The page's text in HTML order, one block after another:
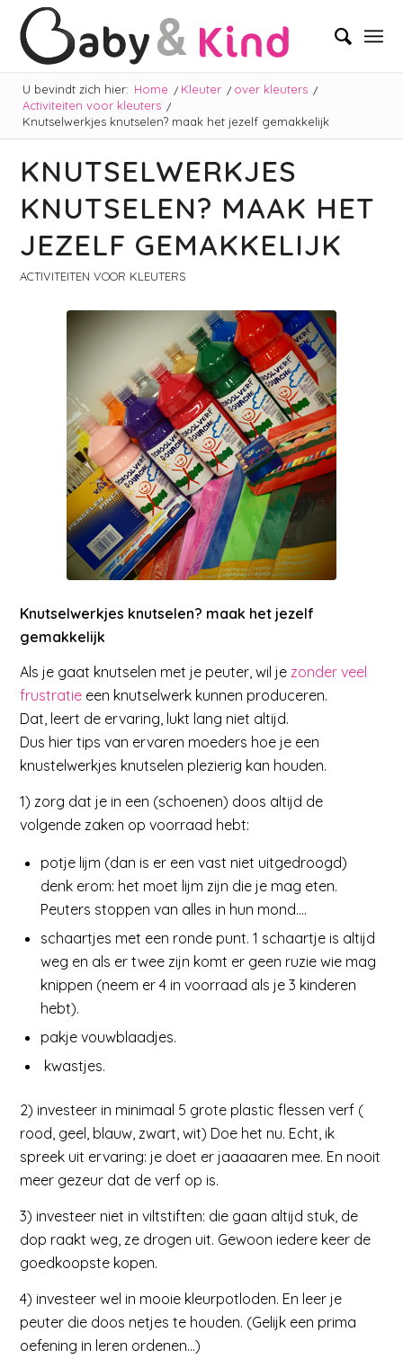
U bevindt zich hier: Home / Kleuter / over kleuters /
Activiteiten voor kleuters /
Knutselwerkjes knutselen? maak het jezelf gemakkelijk
KNUTSELWERKJES
KNUTSELEN? MAAK HET
JEZELF GEMAKKELIJK
ACTIVITEITEN VOOR KLEUTERS
Knutselwerkjes knutselen? maak het jezelf
gemakkelijk
Als je gaat knutselen met je peuter, wil jezonder veel
frustratie een knutselwerk kunnen produceren.
Dat, leert de ervaring, lukt lang niet altijd.
Dus hier tips van ervaren moeders hoe je een
knustelwerkjes knutselen plezierig kan houden.
1) zorg dat je in een (schoenen) doos altijd de
volgende zaken op voorraad hebt:
potje lijm (dan is er een vast niet uitgedroogd)
denk erom: het moet lijm zijn die je mag eten.
Peuters stoppen van alles in hun mond….
schaartjes met een ronde punt. 1 schaartje is altijd
weg en als er twee zijn komt er geen ruzie wie mag
knippen (neem er 4 in voorraad als je 3 kinderen
hebt).
pakje vouwblaadjes.
kwastjes.
2) investeer in minimaal 5 grote plastic flessen verf (
rood, geel, blauw, zwart, wit) Doe het nu. Echt, ik
spreek uit ervaring: je doet er jaaaaaren mee. En nooit
meer gezeur dat de verf op is.
3) investeer niet in viltstiften: die gaan altijd stuk, de
dop raakt weg, ze drogen uit. Gewoon iedere keer de
goedkoopste kopen.
4) investeer wel in mooie kleurpotloden. En leer je
peuter die doos netjes te houden. (Gelijk een prima
oefening in leren ordenen…)